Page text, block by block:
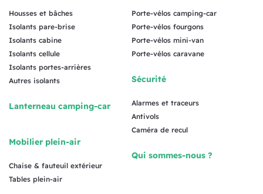
Housses et bâches
Isolants pare-brise
Isolants cabine
Isolants cellule
Isolants portes-arrières
Autres isolants
Lanterneau camping-car
Mobilier plein-air
Chaise & fauteuil extérieur
Tables plein-air
Porte-vélos camping-car
Porte-vélos fourgons
Porte-vélos mini-van
Porte-vélos caravane
Sécurité
Alarmes et traceurs
Antivols
Caméra de recul
Qui sommes-nous ?